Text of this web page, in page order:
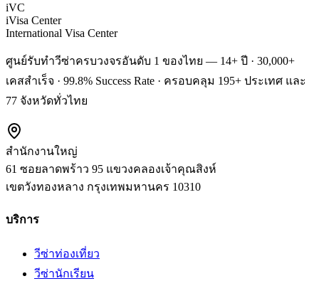
iVC
iVisa Center
International Visa Center
ศูนย์รับทำวีซ่าครบวงจรอันดับ 1 ของไทย — 14+ ปี · 30,000+
เคสสำเร็จ · 99.8% Success Rate · ครอบคลุม 195+ ประเทศ และ
77 จังหวัดทั่วไทย
สำนักงานใหญ่
61 ซอยลาดพร้าว 95 แขวงคลองเจ้าคุณสิงห์
เขตวังทองหลาง กรุงเทพมหานคร 10310
บริการ
วีซ่าท่องเที่ยว
วีซ่านักเรียน